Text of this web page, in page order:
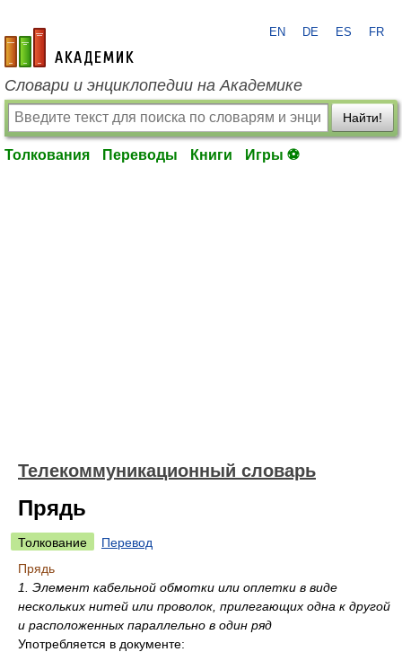
academic.ru
EN DE ES FR
Словари и энциклопедии на Академике
Найти!
Толкования Переводы Книги Игры ⚽
Телекоммуникационный словарь
Прядь
Толкование
Перевод
Прядь
1. Элемент кабельной обмотки или оплетки в виде
нескольких нитей или проволок, прилегающих одна к другой
и расположенных параллельно в один ряд
Употребляется в документе: